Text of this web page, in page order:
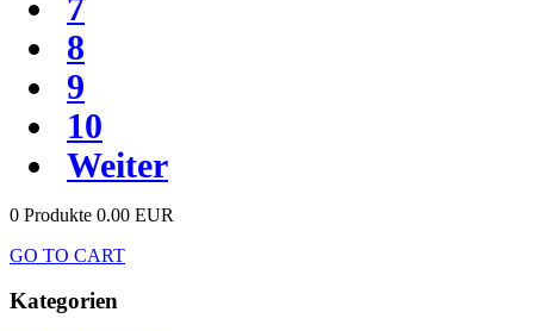
7
8
9
10
Weiter
0 Produkte 0.00 EUR
GO TO CART
Kategorien